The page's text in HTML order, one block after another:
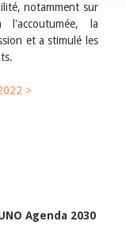
notamment sur
l'accoutumée, la
et a stimulé les
>
Agenda 2030